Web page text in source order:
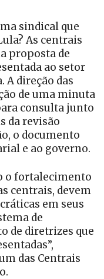
sindical que
As centrais
proposta de
ao setor
A direção das
de uma minuta
consulta junto
da revisão
o documento
e ao governo.
o fortalecimento
centrais, devem
em seus
de
de diretrizes que
das Centrais